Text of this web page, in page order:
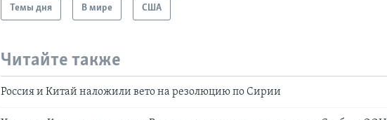
Темы дня В мире США
Читайте также
Россия и Китай наложили вето на резолюцию по Сирии